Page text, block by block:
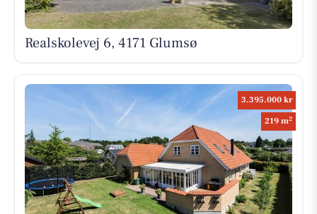
Realskolevej 6, 4171 Glumsø
3.395.000 kr
219 m2